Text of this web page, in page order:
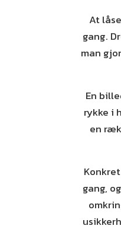
At
gang.
man
En
rykke i
en
gang,